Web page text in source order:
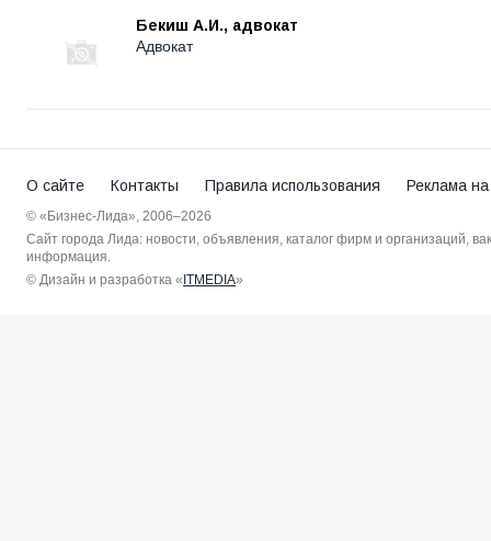
Бекиш А.И., адвокат
Адвокат
О сайте Контакты Правила использования Реклама
© «Бизнес-Лида», 2006–2026
Сайт города Лида: новости, объявления, каталог фирм и организаций,
информация.
© Дизайн и разработка «ITMEDIA»